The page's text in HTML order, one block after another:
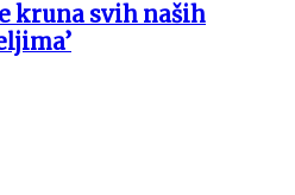
kruna svih naših